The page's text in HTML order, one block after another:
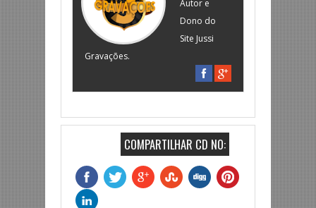
Autor e
Dono do
Site Jussi
Gravações.
COMPARTILHAR CD NO: